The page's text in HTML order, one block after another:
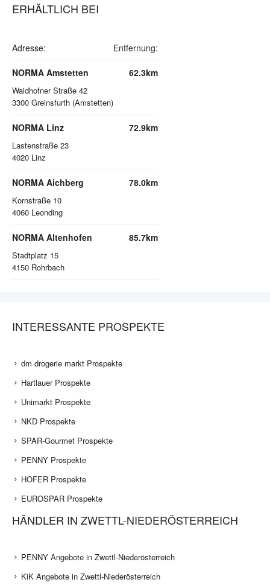
ERHÄLTLICH BEI
Adresse: Entfernung:
NORMA Amstetten
Waidhofner Straße 42
3300 Greinsfurth (Amstetten)
62.3km
NORMA Linz
Lastenstraße 23
4020 Linz
72.9km
NORMA Aichberg
Kornstraße 10
4060 Leonding
78.0km
NORMA Altenhofen
Stadtplatz 15
4150 Rohrbach
85.7km
INTERESSANTE PROSPEKTE
dm drogerie markt Prospekte
Hartlauer Prospekte
Unimarkt Prospekte
NKD Prospekte
SPAR-Gourmet Prospekte
PENNY Prospekte
HOFER Prospekte
EUROSPAR Prospekte
HÄNDLER IN ZWETTL-NIEDERÖSTERREICH
PENNY Angebote in Zwettl-Niederösterreich
KiK Angebote in Zwettl-Niederösterreich